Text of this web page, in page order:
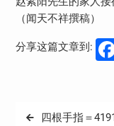
（闻天不祥撰稿）
分享这篇文章到:
文
四根手指＝